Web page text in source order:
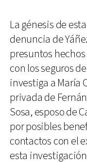
La génesis de
denuncia de
presuntos
con los seguros
investiga a María
privada de
Sosa, esposo de
por posibles
contactos con el
esta